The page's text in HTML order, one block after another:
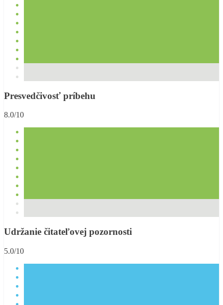
Presvedčivosť príbehu
8.0/10
Udržanie čitateľovej pozornosti
5.0/10